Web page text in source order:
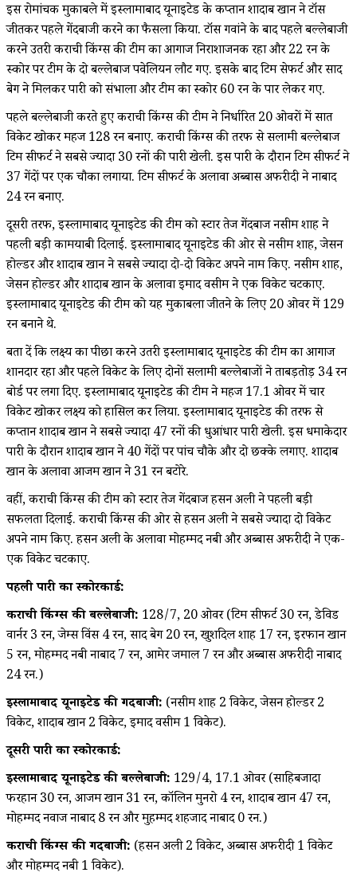
इस रोमांचक मुकाबले में इस्लामाबाद यूनाइटेड के कप्तान शादाब खान ने टॉस
जीतकर पहले गेंदबाजी करने का फैसला किया. टॉस गवांने के बाद पहले बल्लेबाजी
करने उतरी कराची किंग्स की टीम का आगाज निराशाजनक रहा और 22 रन के
स्कोर पर टीम के दो बल्लेबाज पवेलियन लौट गए. इसके बाद टिम सेफर्ट और साद
बेग ने मिलकर पारी को संभाला और टीम का स्कोर 60 रन के पार लेकर गए.
पहले बल्लेबाजी करते हुए कराची किंग्स की टीम ने निर्धारित 20 ओवरों में सात
विकेट खोकर महज 128 रन बनाए. कराची किंग्स की तरफ से सलामी बल्लेबाज
टिम सीफर्ट ने सबसे ज्यादा 30 रनों की पारी खेली. इस पारी के दौरान टिम सीफर्ट ने
37 गेंदों पर एक चौका लगाया. टिम सीफर्ट के अलावा अब्बास अफरीदी ने नाबाद
24 रन बनाए.
दूसरी तरफ, इस्लामाबाद यूनाइटेड की टीम को स्टार तेज गेंदबाज नसीम शाह ने
पहली बड़ी कामयाबी दिलाई. इस्लामाबाद यूनाइटेड की ओर से नसीम शाह, जेसन
होल्डर और शादाब खान ने सबसे ज्यादा दो-दो विकेट अपने नाम किए. नसीम शाह,
जेसन होल्डर और शादाब खान के अलावा इमाद वसीम ने एक विकेट चटकाए.
इस्लामाबाद यूनाइटेड की टीम को यह मुकाबला जीतने के लिए 20 ओवर में 129
रन बनाने थे.
बता दें कि लक्ष्य का पीछा करने उतरी इस्लामाबाद यूनाइटेड की टीम का आगाज
शानदार रहा और पहले विकेट के लिए दोनों सलामी बल्लेबाजों ने ताबड़तोड़ 34 रन
बोर्ड पर लगा दिए. इस्लामाबाद यूनाइटेड की टीम ने महज 17.1 ओवर में चार
विकेट खोकर लक्ष्य को हासिल कर लिया. इस्लामाबाद यूनाइटेड की तरफ से
कप्तान शादाब खान ने सबसे ज्यादा 47 रनों की धुआंधार पारी खेली. इस धमाकेदार
पारी के दौरान शादाब खान ने 40 गेंदों पर पांच चौके और दो छक्के लगाए. शादाब
खान के अलावा आजम खान ने 31 रन बटोरे.
वहीं, कराची किंग्स की टीम को स्टार तेज गेंदबाज हसन अली ने पहली बड़ी
सफलता दिलाई. कराची किंग्स की ओर से हसन अली ने सबसे ज्यादा दो विकेट
अपने नाम किए. हसन अली के अलावा मोहम्मद नबी और अब्बास अफरीदी ने एक-
एक विकेट चटकाए.
पहली पारी का स्कोरकार्ड:
कराची किंग्स की बल्लेबाजी: 128/7, 20 ओवर (टिम सीफर्ट 30 रन, डेविड
वार्नर 3 रन, जेम्स विंस 4 रन, साद बेग 20 रन, खुशदिल शाह 17 रन, इरफान खान
5 रन, मोहम्मद नबी नाबाद 7 रन, आमेर जमाल 7 रन और अब्बास अफरीदी नाबाद
24 रन.)
इस्लामाबाद यूनाइटेड की गेंदबाजी: (नसीम शाह 2 विकेट, जेसन होल्डर 2
विकेट, शादाब खान 2 विकेट, इमाद वसीम 1 विकेट).
दूसरी पारी का स्कोरकार्ड:
इस्लामाबाद यूनाइटेड की बल्लेबाजी: 129/4, 17.1 ओवर (साहिबजादा
फरहान 30 रन, आजम खान 31 रन, कॉलिन मुनरो 4 रन, शादाब खान 47 रन,
मोहम्मद नवाज नाबाद 8 रन और मुहम्मद शहजाद नाबाद 0 रन.)
कराची किंग्स की गेंदबाजी: (हसन अली 2 विकेट, अब्बास अफरीदी 1 विकेट
और मोहम्मद नबी 1 विकेट).